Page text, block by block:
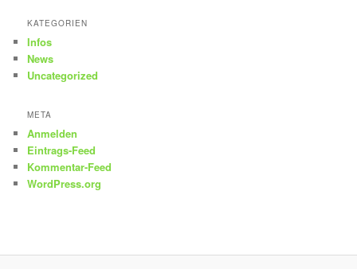
KATEGORIEN
Infos
News
Uncategorized
META
Anmelden
Eintrags-Feed
Kommentar-Feed
WordPress.org